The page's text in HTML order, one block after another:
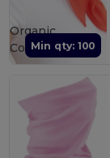
Min qty: 100
Organic
Cotton